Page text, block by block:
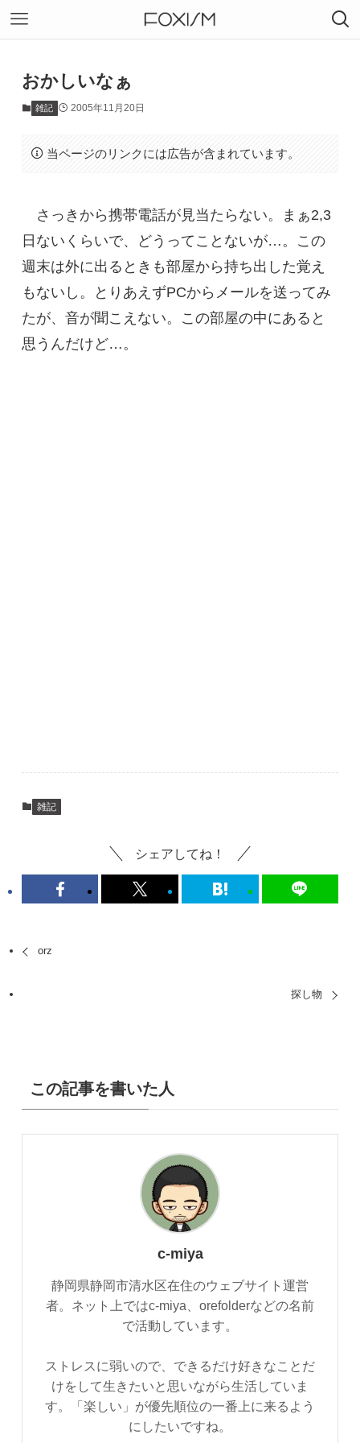
おかしいなぁ
雑記 2005年11月20日
当ページのリンクには広告が含まれています。
さっきから携帯電話が見当たらない。まぁ2,3
日ないくらいで、どうってことないが…。この
週末は外に出るときも部屋から持ち出した覚え
もないし。とりあえずPCからメールを送ってみ
たが、音が聞こえない。この部屋の中にあると
思うんだけど…。
雑記
シェアしてね！
orz
探し物
この記事を書いた人
c-miya
静岡県静岡市清水区在住のウェブサイト運営
者。ネット上ではc-miya、orefolderなどの名前
で活動しています。
ストレスに弱いので、できるだけ好きなことだ
けをして生きたいと思いながら生活していま
す。「楽しい」が優先順位の一番上に来るよう
にしたいですね。